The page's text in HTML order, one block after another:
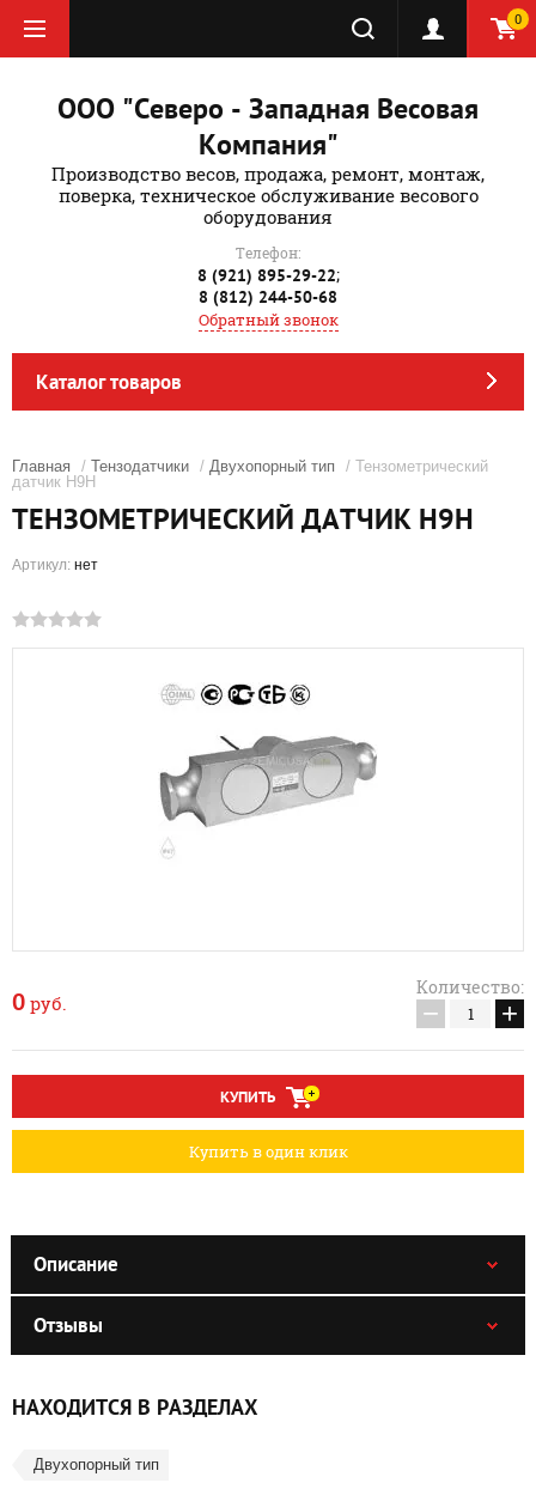
0
ООО "Северо - Западная Весовая
Компания"
Производство весов, продажа, ремонт, монтаж,
поверка, техническое обслуживание весового
оборудования
Телефон:
8 (921) 895-29-22;
8 (812) 244-50-68
Обратный звонок
Каталог товаров
Главная / Тензодатчики / Двухопорный тип
/ Тензометрический
датчик Н9Н
ТЕНЗОМЕТРИЧЕСКИЙ ДАТЧИК Н9Н
Артикул: нет
0 руб.
Количество:
− +
КУПИТЬ
Купить в один клик
Описание
Отзывы
НАХОДИТСЯ В РАЗДЕЛАХ
Двухопорный тип